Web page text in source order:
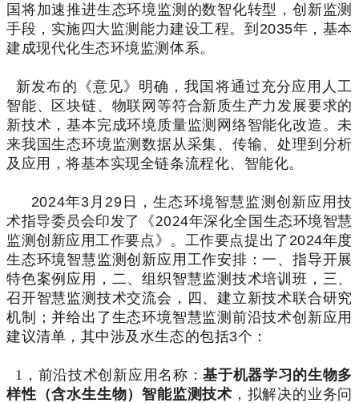
国将加速推进生态环境监测的数智化转型，创新监测
手段，实施四大监测能力建设工程。到 2035年，基本
建成现代化生态环境监测体系。
新发布的《意见》明确，我国将通过充分应用人工
智能、区块链、物联网等符合新质生产力发展要求的
新技术，基本完成环境质量监测网络智能化改造。未
来我国生态环境监测数据从采集、传输、处理到分析
及应用，将基本实现全链条流程化、智能化。
2024年3 月 29 日，生态环境智慧监测创新应 用技
术指导委员会印发了《2024年深化全国 生态环境智慧
监测创新应用工作要点》 。工作要点提出了 2024年度
生态环境智慧监测创新应用工作安排：一、指导开展
特色案例应用，二、组织智慧监测技术培训班，三、
召开智慧监测技术交流会，四、建立新技术联合研究
机制；并给出了生态环境智慧监测前沿技术创新应用
建议清单，其中涉及水生态的包括3个：
1，前沿技术创新应用名称：基于机器学习的生物多
样性（含水生生物）智能监测技术 ，拟解决的业务问